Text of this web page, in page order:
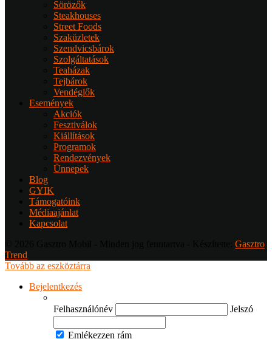
Sörözők
Steakhouses
Street Foods
Szaküzletek
Szendvicsbárok
Szolgáltatások
Teaházak
Tejbárok
Vendéglők
Események
Akciók
Fesztiválok
Kiállítások
Programok
Rendezvények
Ünnepek
Blog
GYIK
Támogatóink
Médiaajánlat
Kapcsolat
Gasztro
Trend
Tovább az eszköztárra
Bejelentkezés
Felhasználónév Jelszó
Emlékezzen rám